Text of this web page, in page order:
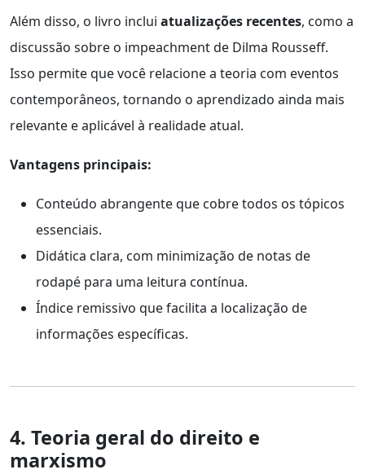
Além disso, o livro inclui atualizações recentes, como a
discussão sobre o impeachment de Dilma Rousseff.
Isso permite que você relacione a teoria com eventos
contemporâneos, tornando o aprendizado ainda mais
relevante e aplicável à realidade atual.
Vantagens principais:
Conteúdo abrangente que cobre todos os tópicos
essenciais.
Didática clara, com minimização de notas de
rodapé para uma leitura contínua.
Índice remissivo que facilita a localização de
informações específicas.
4. Teoria geral do direito e
marxismo